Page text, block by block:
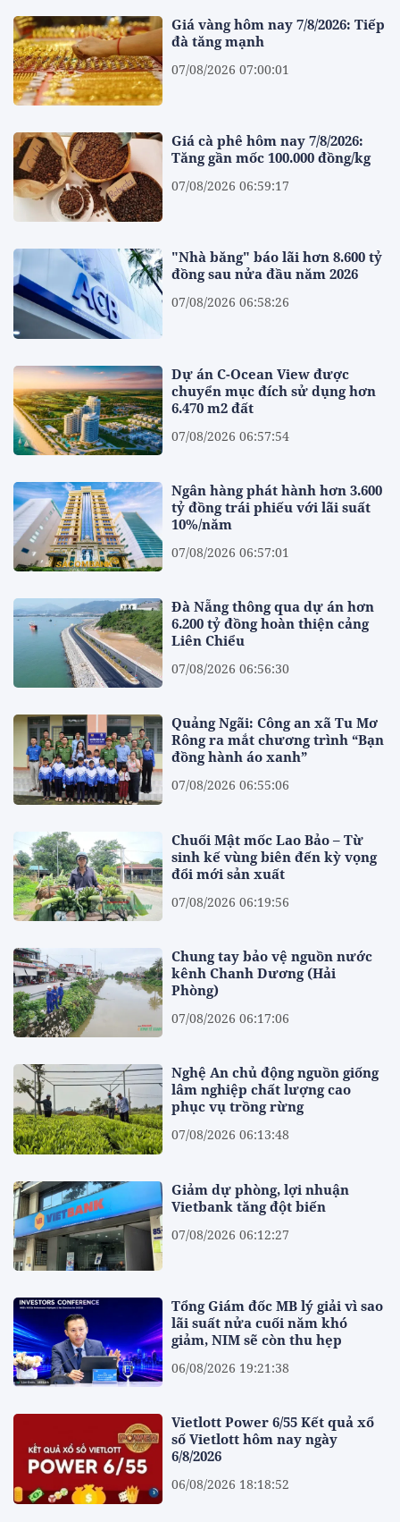
Giá vàng hôm nay 7/8/2026: Tiếp
đà tăng mạnh
07/08/2026 07:00:01
Giá cà phê hôm nay 7/8/2026:
Tăng gần mốc 100.000 đồng/kg
07/08/2026 06:59:17
"Nhà băng" báo lãi hơn 8.600 tỷ
đồng sau nửa đầu năm 2026
07/08/2026 06:58:26
Dự án C-Ocean View được
chuyển mục đích sử dụng hơn
6.470 m2 đất
07/08/2026 06:57:54
Ngân hàng phát hành hơn 3.600
tỷ đồng trái phiếu với lãi suất
10%/năm
07/08/2026 06:57:01
Đà Nẵng thông qua dự án hơn
6.200 tỷ đồng hoàn thiện cảng
Liên Chiểu
07/08/2026 06:56:30
Quảng Ngãi: Công an xã Tu Mơ
Rông ra mắt chương trình “Bạn
đồng hành áo xanh”
07/08/2026 06:55:06
Chuối Mật mốc Lao Bảo – Từ
sinh kế vùng biên đến kỳ vọng
đổi mới sản xuất
07/08/2026 06:19:56
Chung tay bảo vệ nguồn nước
kênh Chanh Dương (Hải
Phòng)
07/08/2026 06:17:06
Nghệ An chủ động nguồn giống
lâm nghiệp chất lượng cao
phục vụ trồng rừng
07/08/2026 06:13:48
Giảm dự phòng, lợi nhuận
Vietbank tăng đột biến
07/08/2026 06:12:27
Tổng Giám đốc MB lý giải vì sao
lãi suất nửa cuối năm khó
giảm, NIM sẽ còn thu hẹp
06/08/2026 19:21:38
Vietlott Power 6/55 Kết quả xổ
số Vietlott hôm nay ngày
6/8/2026
06/08/2026 18:18:52